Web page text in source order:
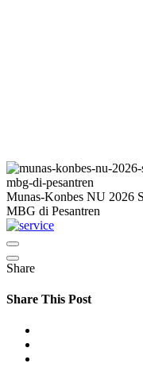
Munas-Konbes NU 2026
MBG di Pesantren
Share
Share This Post